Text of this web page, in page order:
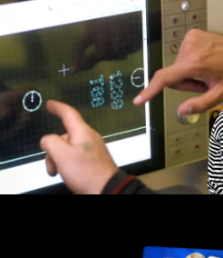
Corporate videos
Trailer & Σήματα εκπομπών
Cultural videos
video applications for museums,
archeological sites & exhibitions
Product presentations
Documentary
Social
Media
Visual